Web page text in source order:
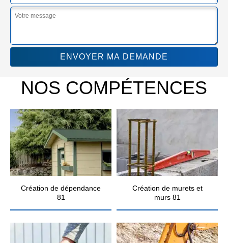
NOS COMPÉTENCES
Création de dépendance
81
Création de murets et
murs 81